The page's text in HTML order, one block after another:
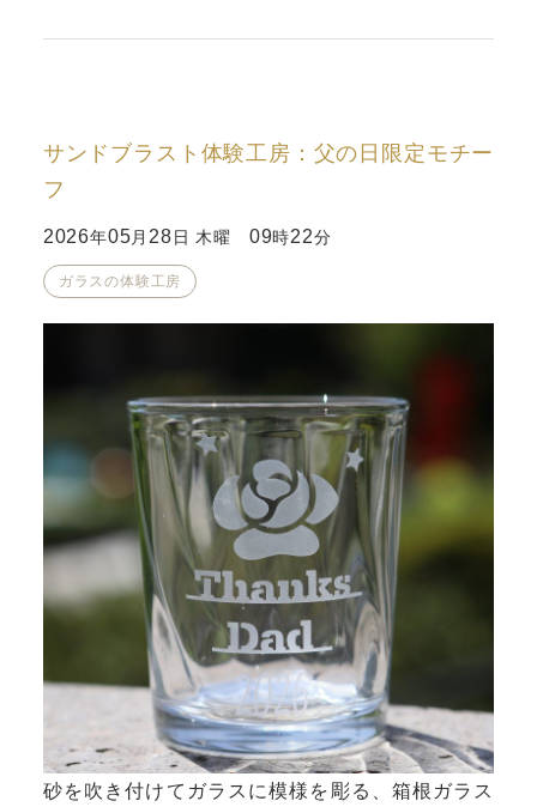
サンドブラスト体験工房：父の日限定モチー
フ
2026年05 月 28 日 木曜 09時22分
ガラスの体験工房
砂を吹き付けてガラスに模様を彫る、箱根ガラス